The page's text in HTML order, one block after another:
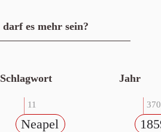
darf es mehr sein?
Schlagwort
11
Neapel
Jahr
370